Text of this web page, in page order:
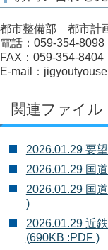
都市整備部 都市計
電話：059-354-8098
FAX：059-354-8404
E-mail：
関連ファイル
2026.01.29 要
2026.01.29 国
2026.01.29 国
)
2026.01.29 近
(690KB :PDF )